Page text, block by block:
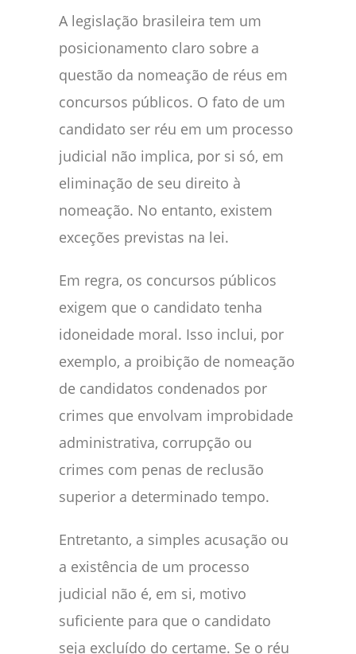
A legislação brasileira tem um
posicionamento claro sobre a
questão da nomeação de réus em
concursos públicos. O fato de um
candidato ser réu em um processo
judicial não implica, por si só, em
eliminação de seu direito à
nomeação. No entanto, existem
exceções previstas na lei.
Em regra, os concursos públicos
exigem que o candidato tenha
idoneidade moral. Isso inclui, por
exemplo, a proibição de nomeação
de candidatos condenados por
crimes que envolvam improbidade
administrativa, corrupção ou
crimes com penas de reclusão
superior a determinado tempo.
Entretanto, a simples acusação ou
a existência de um processo
judicial não é, em si, motivo
suficiente para que o candidato
seja excluído do certame. Se o réu